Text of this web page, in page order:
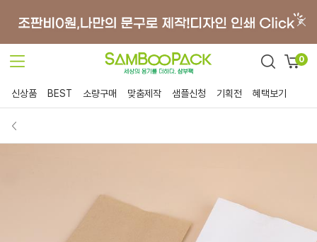
0
신상품 BEST 소량구매 맞춤제작 샘플신청 기획전 혜택보기